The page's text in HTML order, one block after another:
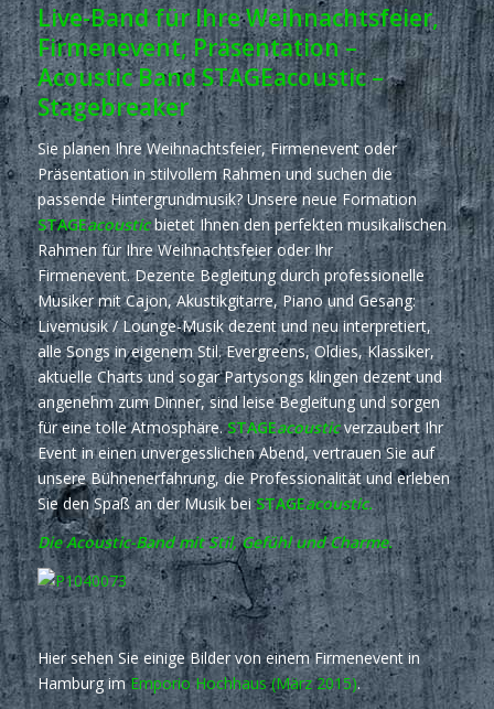
Live-Band für Ihre Weihnachtsfeier,
Firmenevent, Präsentation –
Acoustic Band STAGEacoustic –
Stagebreaker
Sie planen Ihre Weihnachtsfeier, Firmenevent oder
Präsentation in stilvollem Rahmen und suchen die
passende Hintergrundmusik? Unsere neue Formation
STAGEacousticbietet Ihnen den perfekten musikalischen
Rahmen für Ihre Weihnachtsfeier oder Ihr
Firmenevent. Dezente Begleitung durch professionelle
Musiker mit Cajon, Akustikgitarre, Piano und Gesang:
Livemusik / Lounge-Musik dezent und neu interpretiert,
alle Songs in eigenem Stil. Evergreens, Oldies, Klassiker,
aktuelle Charts und sogar Partysongs klingen dezent und
angenehm zum Dinner, sind leise Begleitung und sorgen
für eine tolle Atmosphäre.STAGEacousticverzaubert Ihr
Event in einen unvergesslichen Abend, vertrauen Sie auf
unsere Bühnenerfahrung, die Professionalität und erleben
Sie den Spaß an der Musik beiSTAGEacoustic.
Die Acoustic-Band mit Stil, Gefühl und Charme.
Hier sehen Sie einige Bilder von einem Firmenevent in
Hamburg imEmporio Hochhaus (März 2015).